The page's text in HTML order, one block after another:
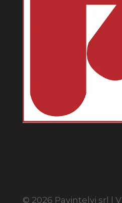
© 2026 Pavintelvi srl |